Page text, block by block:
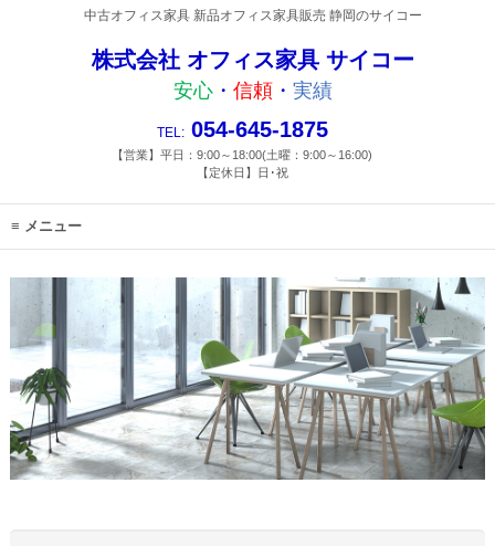
中古オフィス家具 新品オフィス家具販売 静岡のサイコー
株式会社 オフィス家具 サイコー
安心 ・ 信頼 ・ 実績
TEL:054-645-1875
【営業】平日：9:00～18:00(土曜：9:00～16:00)
【定休日】日･祝
メニュー